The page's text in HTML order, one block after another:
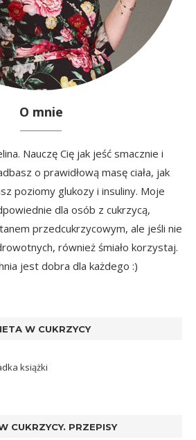
O mnie
Nauczę Cię jak jeść smacznie i
o prawidłową masę ciała, jak
poziomy glukozy i insuliny. Moje
dla osób z cukrzycą,
przedcukrzycowym, ale jeśli nie
również śmiało korzystaj.
jest dobra dla każdego :)
W CUKRZYCY
CUKRZYCY. PRZEPISY